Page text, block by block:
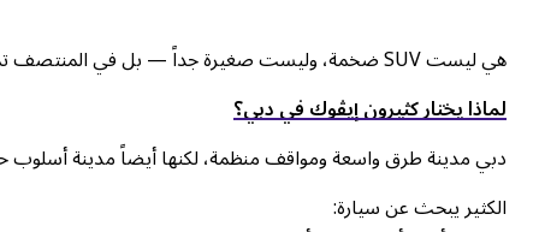
هي ليست SUV ضخمة، وليست صغيرة جداً — بل في المنتصف تماماً، وهذا ما يجعلها مناسبة للمدينة.
لماذا يختار كثيرون إيڤوك في دبي؟
دبي مدينة طرق واسعة ومواقف منظمة، لكنها أيضاً مدينة أسلوب
الكثير يبحث عن سيارة: